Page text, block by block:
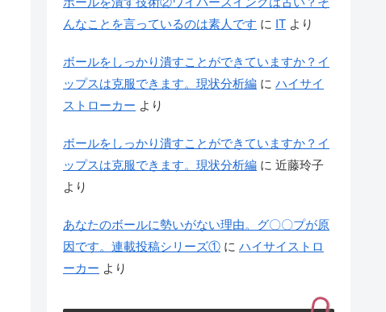
んなことを言っているのは素人です に IT より
ボールをしっかり潰すことができていますか？イ
ップスは克服できます。現状分析編 に ハイサイ
ストローカー より
ボールをしっかり潰すことができていますか？イ
ップスは克服できます。現状分析編 に 近藤玲子
より
あなたのボールに勢いがない理由。グ〇〇プが原
因です。連載投稿シリーズ① に ハイサイストロ
ーカー より